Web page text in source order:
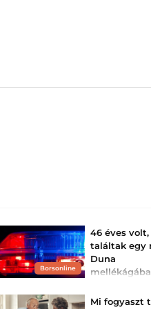
Borsonline
46 éves
találtak egy
Duna
Mi fogyaszt